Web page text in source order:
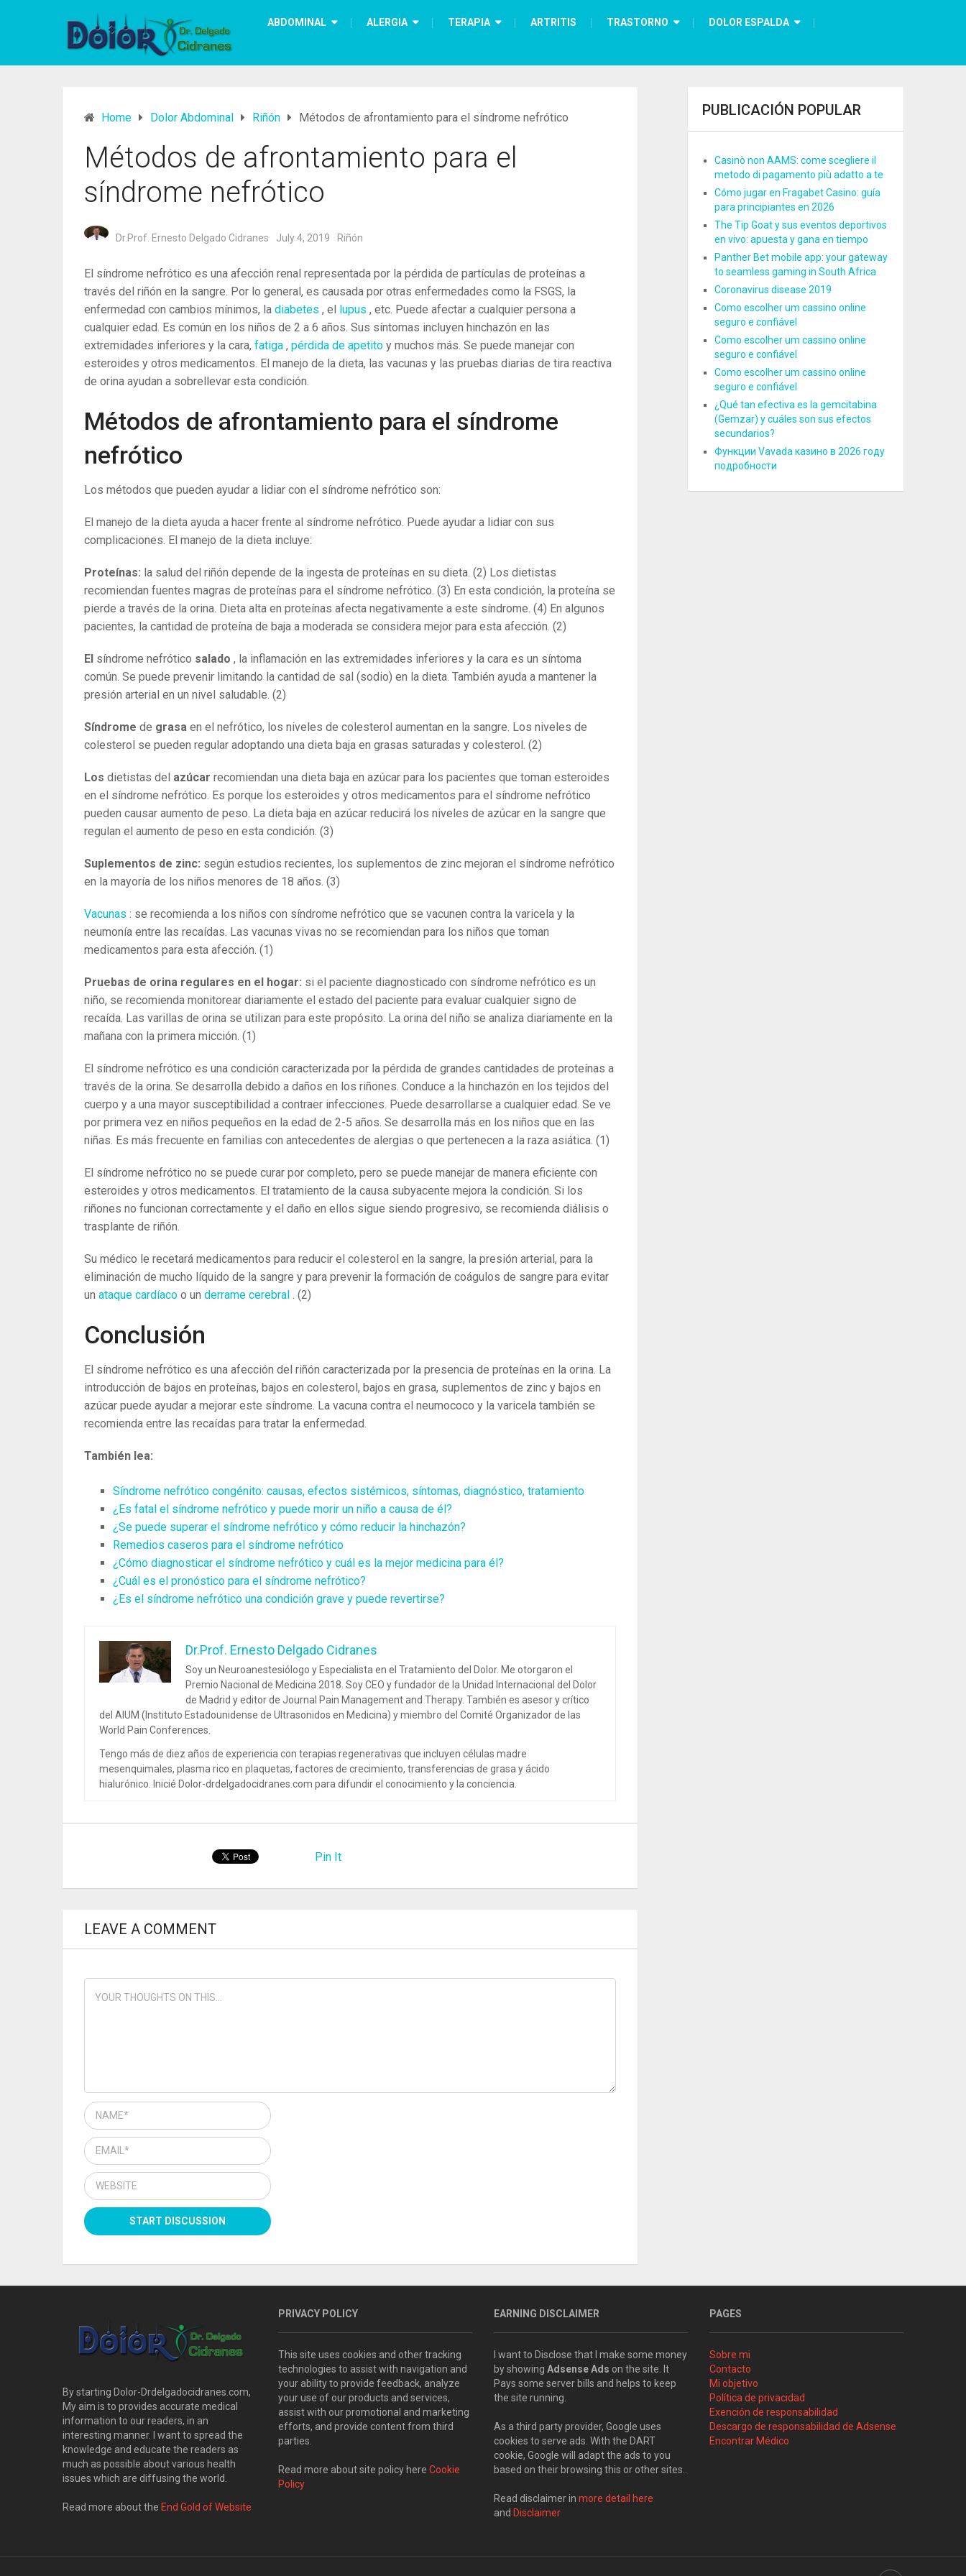
ABDOMINAL ALERGIA TERAPIA ARTRITIS TRASTORNO DOLOR ESPALDA
Home Dolor Abdominal Riñón Métodos de afrontamiento para el síndrome nefrótico
Métodos de afrontamiento para el
síndrome nefrótico
Dr.Prof. Ernesto Delgado Cidranes July 4, 2019 Riñón
El síndrome nefrótico es una afección renal representada por la pérdida de partículas de proteínas a
través del riñón en la sangre. Por lo general, es causada por otras enfermedades como la FSGS, la
enfermedad con cambios mínimos, la diabetes , el lupus , etc. Puede afectar a cualquier persona a
cualquier edad. Es común en los niños de 2 a 6 años. Sus síntomas incluyen hinchazón en las
extremidades inferiores y la cara, fatiga , pérdida de apetito y muchos más. Se puede manejar con
esteroides y otros medicamentos. El manejo de la dieta, las vacunas y las pruebas diarias de tira reactiva
de orina ayudan a sobrellevar esta condición.
Métodos de afrontamiento para el síndrome
nefrótico
Los métodos que pueden ayudar a lidiar con el síndrome nefrótico son:
El manejo de la dieta ayuda a hacer frente al síndrome nefrótico. Puede ayudar a lidiar con sus
complicaciones. El manejo de la dieta incluye:
Proteínas: la salud del riñón depende de la ingesta de proteínas en su dieta. (2) Los dietistas
recomiendan fuentes magras de proteínas para el síndrome nefrótico. (3) En esta condición, la proteína se
pierde a través de la orina. Dieta alta en proteínas afecta negativamente a este síndrome. (4) En algunos
pacientes, la cantidad de proteína de baja a moderada se considera mejor para esta afección. (2)
El síndrome nefrótico salado , la inflamación en las extremidades inferiores y la cara es un síntoma
común. Se puede prevenir limitando la cantidad de sal (sodio) en la dieta. También ayuda a mantener la
presión arterial en un nivel saludable. (2)
Síndrome de grasa en el nefrótico, los niveles de colesterol aumentan en la sangre. Los niveles de
colesterol se pueden regular adoptando una dieta baja en grasas saturadas y colesterol. (2)
Los dietistas del azúcar recomiendan una dieta baja en azúcar para los pacientes que toman esteroides
en el síndrome nefrótico. Es porque los esteroides y otros medicamentos para el síndrome nefrótico
pueden causar aumento de peso. La dieta baja en azúcar reducirá los niveles de azúcar en la sangre que
regulan el aumento de peso en esta condición. (3)
Suplementos de zinc: según estudios recientes, los suplementos de zinc mejoran el síndrome nefrótico
en la mayoría de los niños menores de 18 años. (3)
Vacunas : se recomienda a los niños con síndrome nefrótico que se vacunen contra la varicela y la
neumonía entre las recaídas. Las vacunas vivas no se recomiendan para los niños que toman
medicamentos para esta afección. (1)
Pruebas de orina regulares en el hogar: si el paciente diagnosticado con síndrome nefrótico es un
niño, se recomienda monitorear diariamente el estado del paciente para evaluar cualquier signo de
recaída. Las varillas de orina se utilizan para este propósito. La orina del niño se analiza diariamente en la
mañana con la primera micción. (1)
El síndrome nefrótico es una condición caracterizada por la pérdida de grandes cantidades de proteínas a
través de la orina. Se desarrolla debido a daños en los riñones. Conduce a la hinchazón en los tejidos del
cuerpo y a una mayor susceptibilidad a contraer infecciones. Puede desarrollarse a cualquier edad. Se ve
por primera vez en niños pequeños en la edad de 2-5 años. Se desarrolla más en los niños que en las
niñas. Es más frecuente en familias con antecedentes de alergias o que pertenecen a la raza asiática. (1)
El síndrome nefrótico no se puede curar por completo, pero se puede manejar de manera eficiente con
esteroides y otros medicamentos. El tratamiento de la causa subyacente mejora la condición. Si los
riñones no funcionan correctamente y el daño en ellos sigue siendo progresivo, se recomienda diálisis o
trasplante de riñón.
Su médico le recetará medicamentos para reducir el colesterol en la sangre, la presión arterial, para la
eliminación de mucho líquido de la sangre y para prevenir la formación de coágulos de sangre para evitar
un ataque cardíaco o un derrame cerebral . (2)
Conclusión
El síndrome nefrótico es una afección del riñón caracterizada por la presencia de proteínas en la orina. La
introducción de bajos en proteínas, bajos en colesterol, bajos en grasa, suplementos de zinc y bajos en
azúcar puede ayudar a mejorar este síndrome. La vacuna contra el neumococo y la varicela también se
recomienda entre las recaídas para tratar la enfermedad.
También lea:
Síndrome nefrótico congénito: causas, efectos sistémicos, síntomas, diagnóstico, tratamiento
¿Es fatal el síndrome nefrótico y puede morir un niño a causa de él?
¿Se puede superar el síndrome nefrótico y cómo reducir la hinchazón?
Remedios caseros para el síndrome nefrótico
¿Cómo diagnosticar el síndrome nefrótico y cuál es la mejor medicina para él?
¿Cuál es el pronóstico para el síndrome nefrótico?
¿Es el síndrome nefrótico una condición grave y puede revertirse?
Dr.Prof. Ernesto Delgado Cidranes
Soy un Neuroanestesiólogo y Especialista en el Tratamiento del Dolor. Me otorgaron el
Premio Nacional de Medicina 2018. Soy CEO y fundador de la Unidad Internacional del Dolor
de Madrid y editor de Journal Pain Management and Therapy. También es asesor y crítico
del AIUM (Instituto Estadounidense de Ultrasonidos en Medicina) y miembro del Comité Organizador de las
World Pain Conferences.
Tengo más de diez años de experiencia con terapias regenerativas que incluyen células madre
mesenquimales, plasma rico en plaquetas, factores de crecimiento, transferencias de grasa y ácido
hialurónico. Inicié Dolor-drdelgadocidranes.com para difundir el conocimiento y la conciencia.
Pin It
LEAVE A COMMENT
PUBLICACIÓN POPULAR
Casinò non AAMS: come scegliere il
metodo di pagamento più adatto a te
Cómo jugar en Fragabet Casino: guía
para principiantes en 2026
The Tip Goat y sus eventos deportivos
en vivo: apuesta y gana en tiempo
Panther Bet mobile app: your gateway
to seamless gaming in South Africa
Coronavirus disease 2019
Como escolher um cassino online
seguro e confiável
Como escolher um cassino online
seguro e confiável
Como escolher um cassino online
seguro e confiável
¿Qué tan efectiva es la gemcitabina
(Gemzar) y cuáles son sus efectos
secundarios?
Функции Vavada казино в 2026 году
подробности
By starting Dolor-Drdelgadocidranes.com,
My aim is to provides accurate medical
information to our readers, in an
interesting manner. I want to spread the
knowledge and educate the readers as
much as possible about various health
issues which are diffusing the world.
Read more about the End Gold of Website
PRIVACY POLICY
This site uses cookies and other tracking
technologies to assist with navigation and
your ability to provide feedback, analyze
your use of our products and services,
assist with our promotional and marketing
efforts, and provide content from third
parties.
Read more about site policy here Cookie
Policy
EARNING DISCLAIMER
I want to Disclose that I make some money
by showing Adsense Ads on the site. It
Pays some server bills and helps to keep
the site running.
As a third party provider, Google uses
cookies to serve ads. With the DART
cookie, Google will adapt the ads to you
based on their browsing this or other sites..
Read disclaimer in more detail here
and Disclaimer
PAGES
Sobre mi
Contacto
Mi objetivo
Política de privacidad
Exención de responsabilidad
Descargo de responsabilidad de Adsense
Encontrar Médico